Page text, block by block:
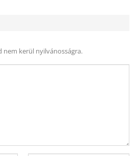
nem kerül nyilvánosságra.